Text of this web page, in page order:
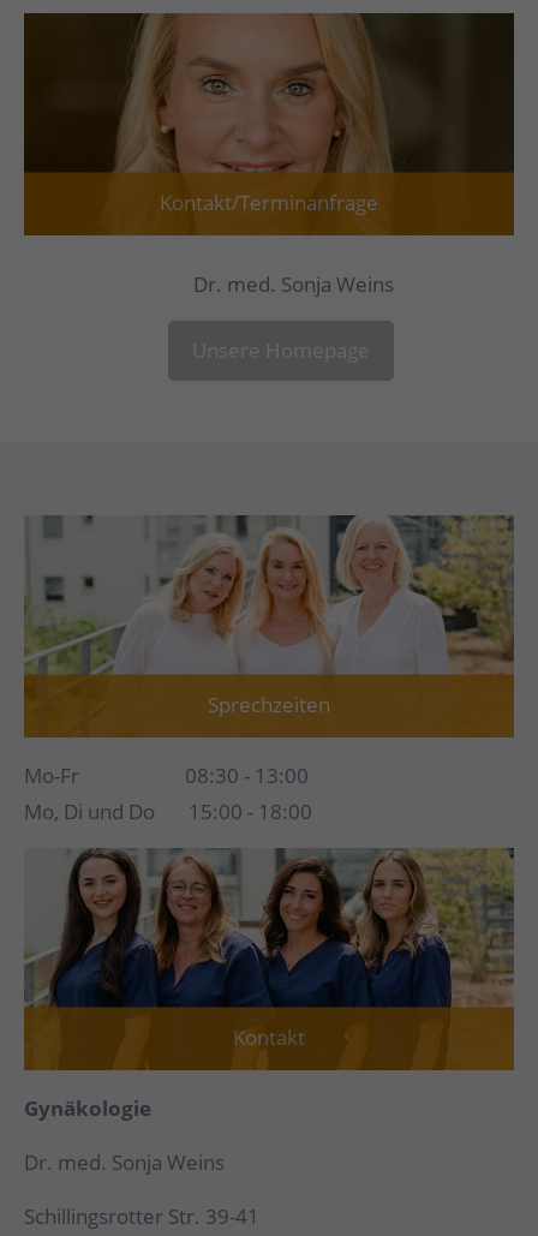
Kontakt/Terminanfrage
Dr. med. Sonja Weins
Unsere Homepage
Sprechzeiten
Mo-Fr 08:30 - 13:00
Mo, Di und Do 15:00 - 18:00
Kontakt
Gynäkologie
Dr. med. Sonja Weins
Schillingsrotter Str. 39-41